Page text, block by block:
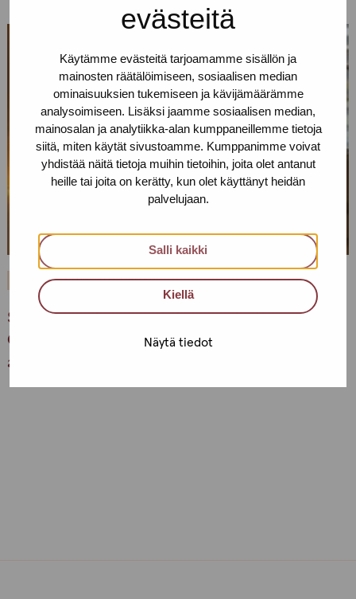
evästeitä
Käytämme evästeitä tarjoamamme sisällön ja
mainosten räätälöimiseen, sosiaalisen median
ominaisuuksien tukemiseen ja kävijämäärämme
analysoimiseen. Lisäksi jaamme sosiaalisen median,
mainosalan ja analytiikka-alan kumppaneillemme tietoja
siitä, miten käytät sivustoamme. Kumppanimme voivat
yhdistää näitä tietoja muihin tietoihin, joita olet antanut
heille tai joita on kerätty, kun olet käyttänyt heidän
palvelujaan.
Salli kaikki
Kiellä
Näytä tiedot
22.12.2021 UNCATEGORIZED
Services at the turn of the year: both
Christmas and worsening pandemic situation
are affecting our services